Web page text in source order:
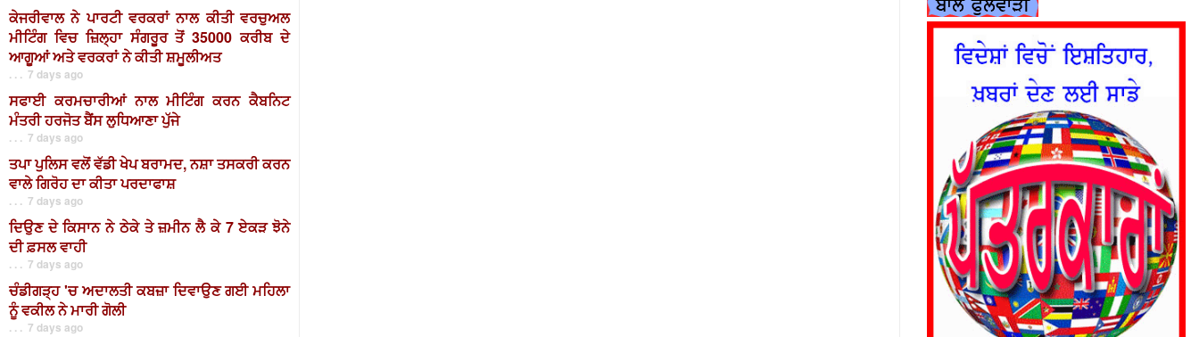
ਕੇਜਰੀਵਾਲ ਨੇ ਪਾਰਟੀ ਵਰਕਰਾਂ ਨਾਲ ਕੀਤੀ ਵਰਚੁਅਲ
ਮੀਟਿੰਗ ਵਿਚ ਜ਼ਿਲ੍ਹਾ ਸੰਗਰੂਰ ਤੋਂ 35000 ਕਰੀਬ ਦੇ
ਆਗੂਆਂ ਅਤੇ ਵਰਕਰਾਂ ਨੇ ਕੀਤੀ ਸ਼ਮੂਲੀਅਤ
. . . 7 days ago
ਸਫਾਈ ਕਰਮਚਾਰੀਆਂ ਨਾਲ ਮੀਟਿੰਗ ਕਰਨ ਕੈਬਨਿਟ
ਮੰਤਰੀ ਹਰਜੋਤ ਬੈਂਸ ਲੁਧਿਆਣਾ ਪੁੱਜੇ
. . . 7 days ago
ਤਪਾ ਪੁਲਿਸ ਵਲੋਂ ਵੱਡੀ ਖੇਪ ਬਰਾਮਦ, ਨਸ਼ਾ ਤਸਕਰੀ ਕਰਨ
ਵਾਲੇ ਗਿਰੋਹ ਦਾ ਕੀਤਾ ਪਰਦਾਫਾਸ਼
. . . 7 days ago
ਦਿਉਣ ਦੇ ਕਿਸਾਨ ਨੇ ਠੇਕੇ ਤੇ ਜ਼ਮੀਨ ਲੈ ਕੇ 7 ਏਕੜ ਝੋਨੇ
ਦੀ ਫ਼ਸਲ ਵਾਹੀ
. . . 7 days ago
ਚੰਡੀਗੜ੍ਹ 'ਚ ਅਦਾਲਤੀ ਕਬਜ਼ਾ ਦਿਵਾਉਣ ਗਈ ਮਹਿਲਾ
ਨੂੰ ਵਕੀਲ ਨੇ ਮਾਰੀ ਗੋਲੀ
. . . 7 days ago